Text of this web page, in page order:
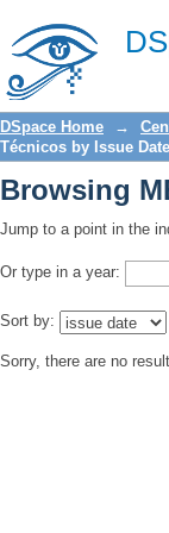
Browsing
DSpace Home →
Técnicos by Issue Date
Browsing
Jump to a point in the
Or type in a year:
Sort by:
Sorry, there are no